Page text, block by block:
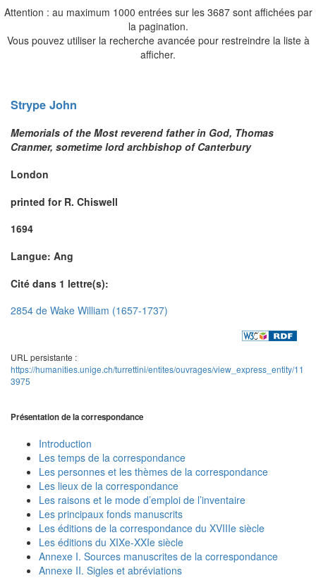
Attention : au maximum 1000 entrées sur les 3687 sont affichées par
la pagination.
Vous pouvez utiliser la recherche avancée pour restreindre la liste à
afficher.
Strype John
Memorials of the Most reverend father in God, Thomas
Cranmer, sometime lord archbishop of Canterbury
London
printed for R. Chiswell
1694
Langue: Ang
Cité dans 1 lettre(s):
2854 de Wake William (1657-1737)
URL persistante :
https://humanities.unige.ch/turrettini/entites/ouvrages/view_express_entity/11
3975
Présentation de la correspondance
Introduction
Les temps de la correspondance
Les personnes et les thèmes de la correspondance
Les lieux de la correspondance
Les raisons et le mode d’emploi de l’inventaire
Les principaux fonds manuscrits
Les éditions de la correspondance du XVIIIe siècle
Les éditions du XIXe-XXIe siècle
Annexe I. Sources manuscrites de la correspondance
Annexe II. Sigles et abréviations